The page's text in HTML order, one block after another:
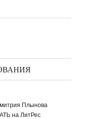
КЛАУЗУРА
'Комсомольской
Плынова
на ЛитРес